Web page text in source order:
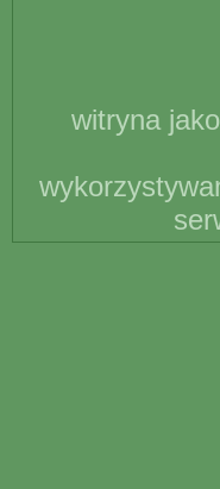
witryna